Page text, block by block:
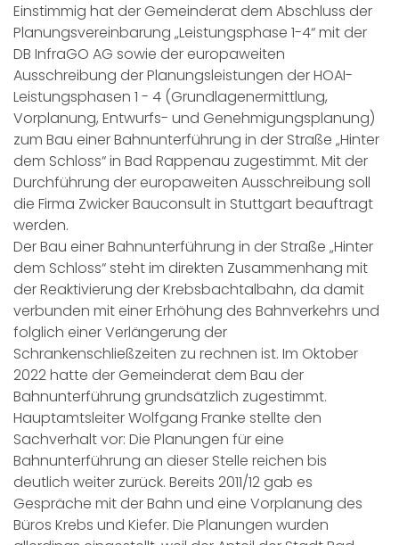
Einstimmig hat der Gemeinderat dem Abschluss der
Planungsvereinbarung „Leistungsphase 1-4“ mit der
DB InfraGO AG sowie der europaweiten
Ausschreibung der Planungsleistungen der HOAI-
Leistungsphasen 1 - 4 (Grundlagenermittlung,
Vorplanung, Entwurfs- und Genehmigungsplanung)
zum Bau einer Bahnunterführung in der Straße „Hinter
dem Schloss“ in Bad Rappenau zugestimmt. Mit der
Durchführung der europaweiten Ausschreibung soll
die Firma Zwicker Bauconsult in Stuttgart beauftragt
werden.
Der Bau einer Bahnunterführung in der Straße „Hinter
dem Schloss“ steht im direkten Zusammenhang mit
der Reaktivierung der Krebsbachtalbahn, da damit
verbunden mit einer Erhöhung des Bahnverkehrs und
folglich einer Verlängerung der
Schrankenschließzeiten zu rechnen ist. Im Oktober
2022 hatte der Gemeinderat dem Bau der
Bahnunterführung grundsätzlich zugestimmt.
Hauptamtsleiter Wolfgang Franke stellte den
Sachverhalt vor: Die Planungen für eine
Bahnunterführung an dieser Stelle reichen bis
deutlich weiter zurück. Bereits 2011/12 gab es
Gespräche mit der Bahn und eine Vorplanung des
Büros Krebs und Kiefer. Die Planungen wurden